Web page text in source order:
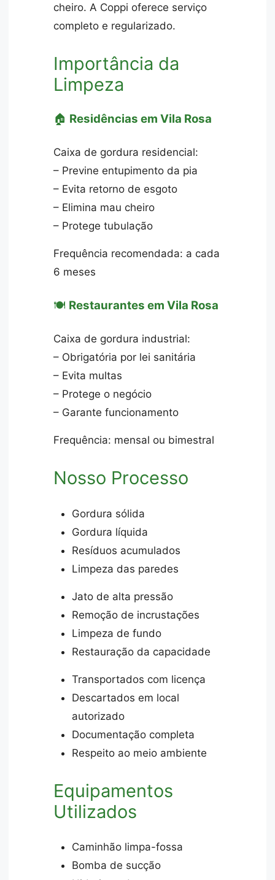
cheiro. A Coppi oferece serviço
completo e regularizado.
Importância da
Limpeza
🏠 Residências em Vila Rosa
Caixa de gordura residencial:
– Previne entupimento da pia
– Evita retorno de esgoto
– Elimina mau cheiro
– Protege tubulação
Frequência recomendada: a cada
6 meses
🍽️ Restaurantes em Vila Rosa
Caixa de gordura industrial:
– Obrigatória por lei sanitária
– Evita multas
– Protege o negócio
– Garante funcionamento
Frequência: mensal ou bimestral
Nosso Processo
Gordura sólida
Gordura líquida
Resíduos acumulados
Limpeza das paredes
Jato de alta pressão
Remoção de incrustações
Limpeza de fundo
Restauração da capacidade
Transportados com licença
Descartados em local
autorizado
Documentação completa
Respeito ao meio ambiente
Equipamentos
Utilizados
Caminhão limpa-fossa
Bomba de sucção